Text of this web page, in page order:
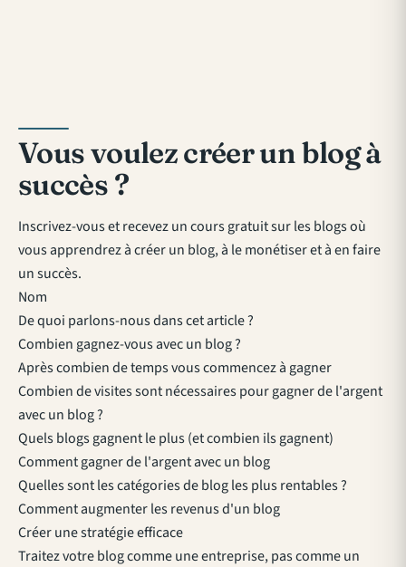
Vous voulez créer un blog à
succès ?
Inscrivez-vous et recevez un cours gratuit sur les blogs où
vous apprendrez à créer un blog, à le monétiser et à en faire
un succès.
Nom
De quoi parlons-nous dans cet article ?
Combien gagnez-vous avec un blog ?
Après combien de temps vous commencez à gagner
Combien de visites sont nécessaires pour gagner de l'argent
avec un blog ?
Quels blogs gagnent le plus (et combien ils gagnent)
Comment gagner de l'argent avec un blog
Quelles sont les catégories de blog les plus rentables ?
Comment augmenter les revenus d'un blog
Créer une stratégie efficace
Traitez votre blog comme une entreprise, pas comme un